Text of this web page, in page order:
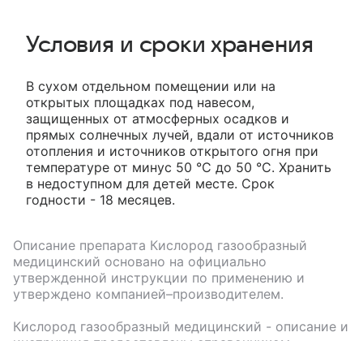
Условия и сроки хранения
В сухом отдельном помещении или на
открытых площадках под навесом,
защищенных от атмосферных осадков и
прямых солнечных лучей, вдали от источников
отопления и источников открытого огня при
температуре от минус 50 °С до 50 °С. Хранить
в недоступном для детей месте. Срок
годности - 18 месяцев.
Описание препарата Кислород газообразный
медицинский основано на официально
утвержденной инструкции по применению и
утверждено компанией–производителем.
Кислород газообразный медицинский - описание и